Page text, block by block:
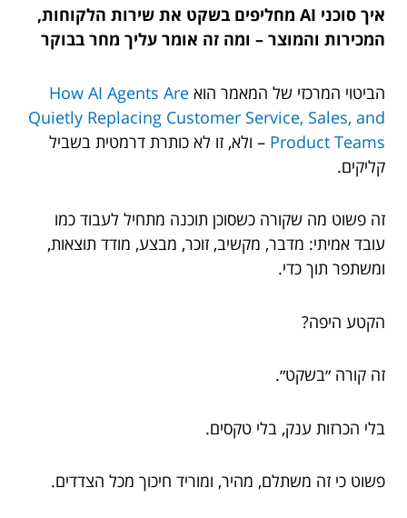
איך סוכני AI מחליפים בשקט את שירות הלקוחות,
המכירות והמוצר – ומה זה אומר עליך מחר בבוקר
הביטוי המרכזי של המאמר הוא How AI Agents Are
Quietly Replacing Customer Service, Sales, and
Product Teams – ולא, זו לא כותרת דרמטית בשביל
קליקים.
זה פשוט מה שקורה כשסוכן תוכנה מתחיל לעבוד כמו
עובד אמיתי: מדבר, מקשיב, זוכר, מבצע, מודד תוצאות,
ומשתפר תוך כדי.
הקטע היפה?
זה קורה ״בשקט״.
בלי הכרזות ענק, בלי טקסים.
פשוט כי זה משתלם, מהיר, ומוריד חיכוך מכל הצדדים.